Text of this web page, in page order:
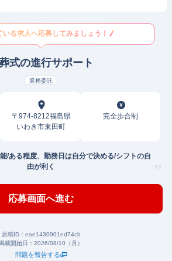
いる求人へ応募してみましょう！
式の進行サポート
業務委託
〒974-8212福島県
いわき市東田町
完全歩合制
/ある程度、勤務日は自分で決める/シフトの自
由が利く
応募画面へ進む
原稿ID： eae1430901ed74cb
載開始日： 2026/08/10（月）
問題を報告する